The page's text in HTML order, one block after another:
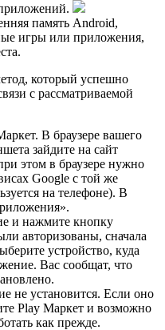
память Android,
игры или приложения,
который успешно
с рассматриваемой
В браузере вашего
зайдите на сайт
этом в браузере нужно
Google с той же
на телефоне). В
и нажмите кнопку
авторизованы, сначала
устройство, куда
Вас сообщат, что
не установится. Если оно
Play Маркет и возможно
как прежде.